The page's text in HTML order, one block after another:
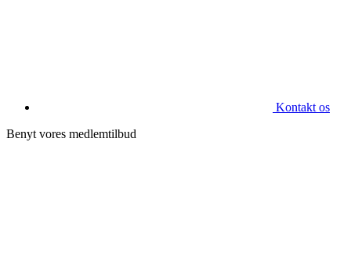
Kontakt os
Benyt vores medlemtilbud